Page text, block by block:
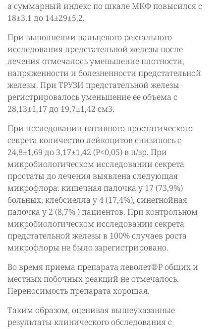
а суммарный индекс по шкале МКФ повысился с
18±3,1 до 14±29±5,2.
При выполнении пальцевого ректального
исследования предстательной железы после
лечения отмечалось уменьшение плотности,
напряженности и болезненности предстательной
железы. При ТРУЗИ предстательной железы
регистрировалось уменьшение ее объема с
28,13±1,17 до 19,7±1,42 см3.
При исследовании нативного простатического
секрета количество лейкоцитов снизилось с
24,8±1,69 до 3,17±1,42 (Р<0,05) в п/зр. При
микробиологическом исследовании секрета
простаты до лечения выявлена следующая
микрофлора: кишечная палочка у 17 (73,9%)
больных, клебсиелла у 4 (17,4%), синегнойная
палочка у 2 (8,7% ) пациентов. При контрольном
микробиологическом исследовании секрета
предстательной железы в 100% случаев роста
микрофлоры не было зарегистрировано.
Во время приема препарата леволет®Р общих и
местных побочных реакций не отмечалось.
Переносимость препарата хорошая.
Таким образом, оценивая вышеуказанные
результаты клинического обследования с